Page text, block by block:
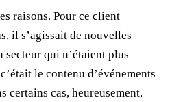
raisons. Pour ce client
il s’agissait de nouvelles
qui n’étaient plus
le contenu d’événements
certains cas, heureusement,